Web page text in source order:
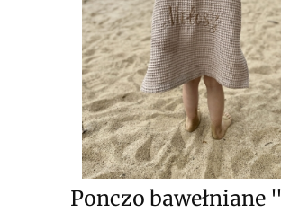
Ponczo bawełniane